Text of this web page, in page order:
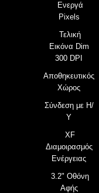
Ενεργά
Pixels
Τελική
Εικόνα Dim
300 DPI
Αποθηκευτικός
Χώρος
Σύνδεση με Η/
Υ
XF
Διαμοιρασμός
Ενέργειας
3.2" Οθόνη
Αφής